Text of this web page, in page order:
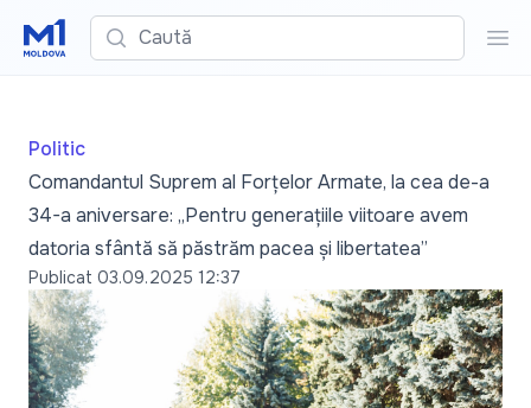
Caută
Politic
Comandantul Suprem al Forțelor Armate, la cea de-a
34-a aniversare: „Pentru generațiile viitoare avem
datoria sfântă să păstrăm pacea și libertatea”
Publicat 03.09.2025 12:37